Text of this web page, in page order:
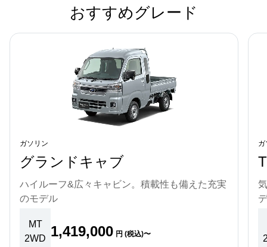
おすすめグレード
ガソリン
グランドキャブ
ハイルーフ&広々キャビン。積載性も備えた充実
のモデル
MT
2WD 1,419,000 円 (税込)〜
ガ